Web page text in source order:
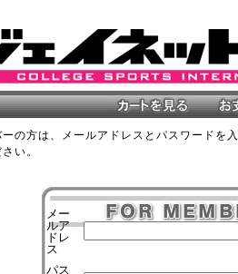
ーの方は、メールアドレスとパスワードを
い。
メー
ルア
ドレ
ス
パス